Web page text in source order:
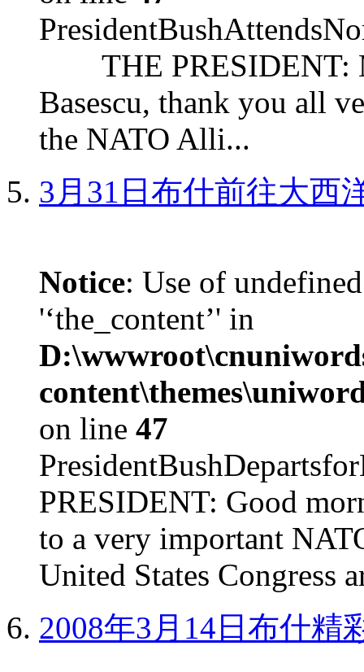
THE PRESIDENT:
Basescu, thank you all
the NATO Alli...
3月31日布什前往大西
Notice: Use of
'‘the_content’' in
on line 47
PRESIDENT: Good
to a very important
United States Congress
2008年3月14日布什精